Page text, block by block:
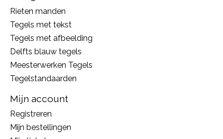
Rieten manden
Tegels met tekst
Tegels met afbeelding
Delfts blauw tegels
Meesterwerken Tegels
Tegelstandaarden
Mijn account
Registreren
Mijn bestellingen